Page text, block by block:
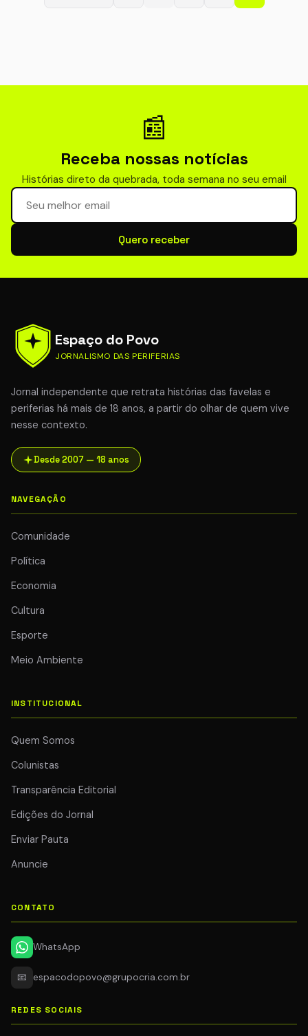
📰
Receba nossas notícias
Histórias direto da quebrada, toda semana no seu email
Seu email para newsletter
Quero receber
Espaço do Povo
JORNALISMO DAS PERIFERIAS
Jornal independente que retrata histórias das favelas e
periferias há mais de 18 anos, a partir do olhar de quem vive
nesse contexto.
Desde 2007 — 18 anos
NAVEGAÇÃO
Comunidade
Política
Economia
Cultura
Esporte
Meio Ambiente
INSTITUCIONAL
Quem Somos
Colunistas
Transparência Editorial
Edições do Jornal
Enviar Pauta
Anuncie
CONTATO
WhatsApp
📧 espacodopovo@grupocria.com.br
REDES SOCIAIS